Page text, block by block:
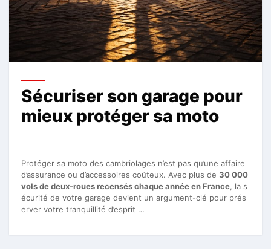
Sécuriser son garage pour
mieux protéger sa moto
Protéger sa moto des cambriolages n’est pas qu’une affaire
d’assurance ou d’accessoires coûteux. Avec plus de 30 000
vols de deux-roues recensés chaque année en France, la s
écurité de votre garage devient un argument-clé pour prés
erver votre tranquillité d’esprit …